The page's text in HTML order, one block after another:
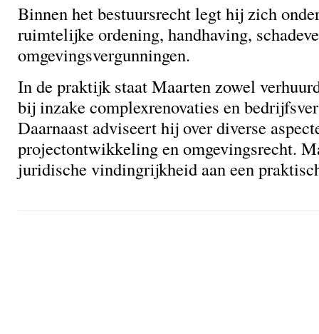
Binnen het bestuursrecht legt hij zich
ruimtelijke ordening, handhaving,
omgevingsvergunningen.
In de praktijk staat Maarten zowel
bij inzake complexrenovaties en
Daarnaast adviseert hij over diverse
projectontwikkeling en omgevingsrecht.
juridische vindingrijkheid aan een